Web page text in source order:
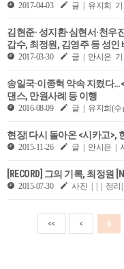
2017-04-03 글 | 유지희
김현준· 성지환·심현서·천우
갑수, 최정원, 김영주 등 성인
2017-03-30 글 | 안시은
송일국·이종혁 약속 지켰다
댄스, 만원사례 등 이행
2016-08-09 글 | 유지희(
현장| 다시 돌아온 <시카고>,
2015-11-26 글 | 안시은 |
[RECORD] 그의 기록, 최정원
2015-07-30 사진 | | | 정리|
<< < 6